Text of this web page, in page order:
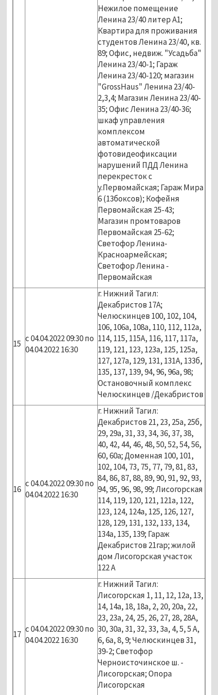
Нежилое помещение
Ленина 23/40 литер А1;
Квартира для проживания
студентов Ленина 23/40, кв.
89; Офис, недвиж. "Усадьба"
Ленина 23/40-1; Гараж
Ленина 23/40-120; магазин
"GrossHaus" Ленина 23/40-
2,3,4; Магазин Ленина 23/40-
35; Офис Ленина 23/40-36;
шкаф управления
комплексом
автоматической
фотовидеофиксации
нарушений ПДД Ленина
перекресток с
у.Первомайская; Гараж Мира
6 (13боксов); Кофейня
Первомайская 25-43;
Магазин промтоваров
Первомайская 25-62;
Светофор Ленина-
Красноармейская;
Светофор Ленина -
Первомайская
15 с 04.04.2022 09:30 по
04.04.2022 16:30
г. Нижний Тагил:
Декабристов 17А;
Челюскинцев 100, 102, 104,
106, 106а, 108а, 110, 112, 112а,
114, 115, 115А, 116, 117, 117а,
119, 121, 123, 123а, 125, 125а,
127, 127а, 129, 131, 131А, 133б,
135, 137, 139, 94, 96, 96а, 98;
Остановочный комплекс
Челюскинцев /Декабристов
16
с 04.04.2022 09:30 по
04.04.2022 16:30
г. Нижний Тагил:
Декабристов 21, 23, 25а, 25б,
29, 29а, 31, 33, 34, 36, 37, 38,
40, 42, 44, 46, 48, 50, 52, 54, 56,
60, 60а; Доменная 100, 101,
102, 104, 73, 75, 77, 79, 81, 83,
84, 86, 87, 88, 89, 90, 91, 92, 93,
94, 95, 96, 98, 99; Лисогорская
114, 119, 120, 121, 121а, 122,
123, 124, 124а, 125, 126, 127,
128, 129, 131, 132, 133, 134,
134а, 135, 139; Гараж
Декабристов 21гар; жилой
дом Лисогорская участок
122 А
17 с 04.04.2022 09:30 по
04.04.2022 16:30
г. Нижний Тагил:
Лисогорская 1, 11, 12, 12а, 13,
14, 14а, 18, 18а, 2, 20, 20а, 22,
23, 23а, 24, 25, 26, 27, 28, 28А,
30, 30а, 31, 32, 33, 3а, 4, 5, 5 А,
6, 6а, 8, 9; Челюскинцев 31,
39-2; Светофор
Черноисточинское ш. -
Лисогорская; Опора
Лисогорская